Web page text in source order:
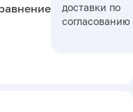
доставки по
согласованию